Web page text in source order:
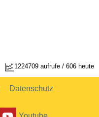
1224709 aufrufe / 606 heute
Datenschutz